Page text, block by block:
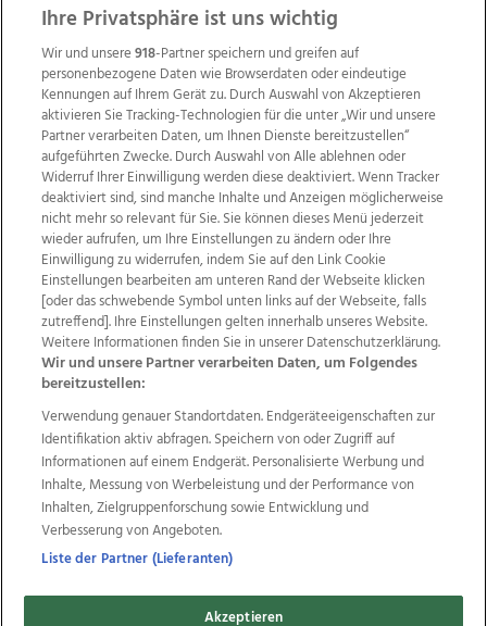
ZUR NACHRICHTENÜBERSICHT
Wir über uns Mediadaten Kontakt
Jobs
Datenschutz
Impressum
AGB Anzeigekunden
AGB Website
Ehrenkodex Politische Werbung
Weitere Angebote des Medienhauses Wimmer
TV1 di-mog-i.at OÖNow
Ischler Woche
Life Radio
OÖNachrichten
OÖN Immobilien
OÖN Karriere
OÖN Reise
Promenaden Galerien
Regionaljobs
wasistlos.at
Ihre Privatsphäre ist uns wichtig
Wir und unsere918-Partner speichern und greifen auf
personenbezogene Daten wie Browserdaten oder eindeutige
Kennungen auf Ihrem Gerät zu. Durch Auswahl von Akzeptieren
aktivieren Sie Tracking-Technologien für die unter „Wir und unsere
Partner verarbeiten Daten, um Ihnen Dienste bereitzustellen“
aufgeführten Zwecke. Durch Auswahl von Alle ablehnen oder
Widerruf Ihrer Einwilligung werden diese deaktiviert. Wenn Tracker
deaktiviert sind, sind manche Inhalte und Anzeigen möglicherweise
nicht mehr so relevant für Sie. Sie können dieses Menü jederzeit
wieder aufrufen, um Ihre Einstellungen zu ändern oder Ihre
Einwilligung zu widerrufen, indem Sie auf den Link Cookie
Einstellungen bearbeiten am unteren Rand der Webseite klicken
[oder das schwebende Symbol unten links auf der Webseite, falls
zutreffend]. Ihre Einstellungen gelten innerhalb unseres Website.
Weitere Informationen finden Sie in unserer Datenschutzerklärung.
Wir und unsere Partner verarbeiten Daten, um Folgendes
bereitzustellen:
Verwendung genauer Standortdaten. Endgeräteeigenschaften zur
Identifikation aktiv abfragen. Speichern von oder Zugriff auf
Informationen auf einem Endgerät. Personalisierte Werbung und
Inhalte, Messung von Werbeleistung und der Performance von
Inhalten, Zielgruppenforschung sowie Entwicklung und
Verbesserung von Angeboten.
Liste der Partner (Lieferanten)
Akzeptieren